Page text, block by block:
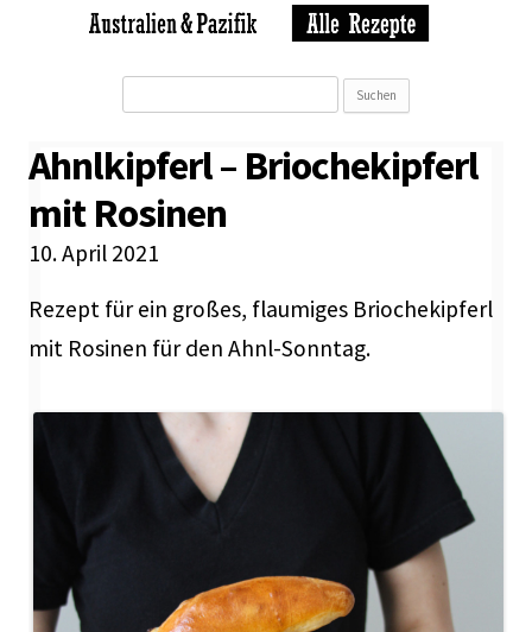
Ahnlkipferl – Briochekipferl
mit Rosinen
10. April 2021
Rezept für ein großes, flaumiges Briochekipferl
mit Rosinen für den Ahnl-Sonntag.